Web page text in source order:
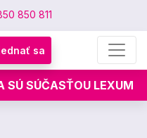
850 811
sa
SÚ SÚČASŤOU LEXUM